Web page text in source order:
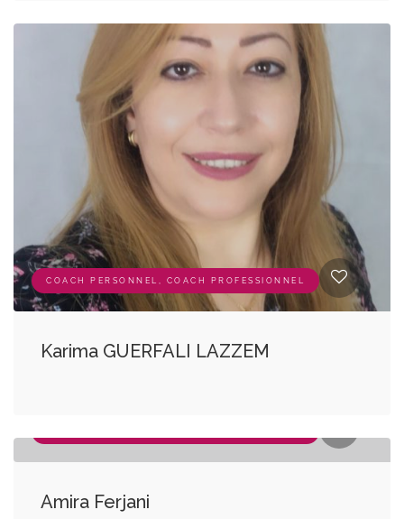
COACH PERSONNEL, COACH PROFESSIONNEL
Karima GUERFALI LAZZEM
Amira Ferjani